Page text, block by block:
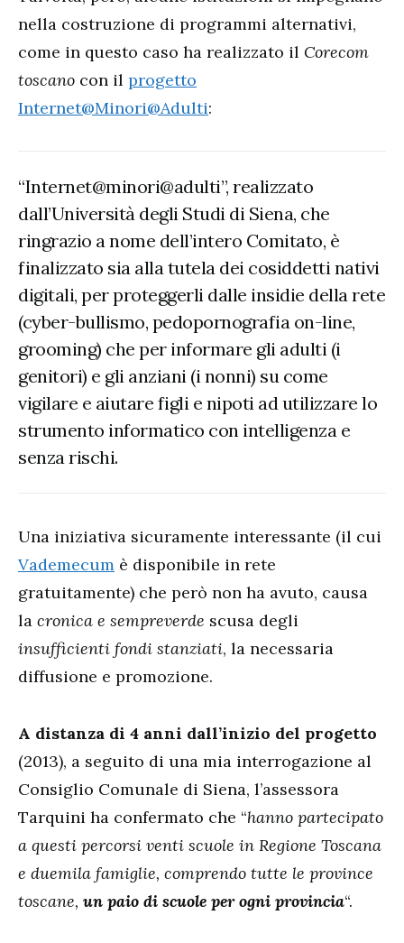
nella costruzione di programmi alternativi,
come in questo caso ha realizzato il Corecom
toscano con il progetto
Internet@Minori@Adulti:
“Internet@minori@adulti”, realizzato
dall’Università degli Studi di Siena, che
ringrazio a nome dell’intero Comitato, è
finalizzato sia alla tutela dei cosiddetti nativi
digitali, per proteggerli dalle insidie della rete
(cyber-bullismo, pedopornografia on-line,
grooming) che per informare gli adulti (i
genitori) e gli anziani (i nonni) su come
vigilare e aiutare figli e nipoti ad utilizzare lo
strumento informatico con intelligenza e
senza rischi.
Una iniziativa sicuramente interessante (il cui
Vademecum è disponibile in rete
gratuitamente) che però non ha avuto, causa
la cronica e sempreverde scusa degli
insufficienti fondi stanziati, la necessaria
diffusione e promozione.
A distanza di 4 anni dall’inizio del progetto
(2013), a seguito di una mia interrogazione al
Consiglio Comunale di Siena, l’assessora
Tarquini ha confermato che “hanno partecipato
a questi percorsi venti scuole in Regione Toscana
e duemila famiglie, comprendo tutte le province
toscane, un paio di scuole per ogni provincia“.